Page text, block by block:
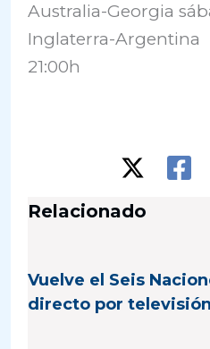
Australia-Georgia
Inglaterra-
21:00h
Relacionado
Vuelve el Seis
directo por televisión